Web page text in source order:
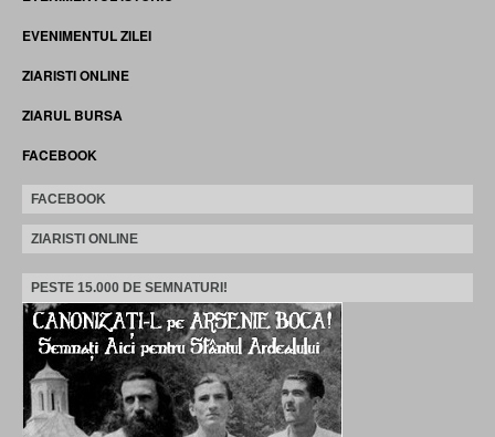
EVENIMENTUL ZILEI
ZIARISTI ONLINE
ZIARUL BURSA
FACEBOOK
FACEBOOK
ZIARISTI ONLINE
PESTE 15.000 DE SEMNATURI!